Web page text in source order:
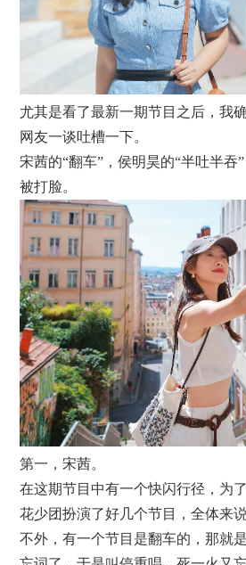
尤其是看了最新一期节目之后，我
网友一谈吐槽一下。
宋茜的“翻车”，侯明昊的“半吐半吞
被打脸。
第一，宋茜。
在这期节目中有一个快闪行径，为
花少团扮演了好几个节目，全体来
不外，有一个节目是翻车的，那就